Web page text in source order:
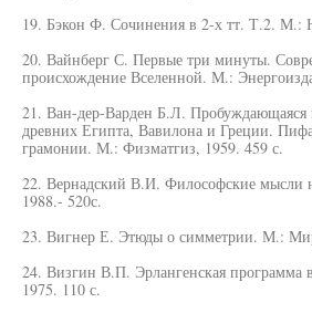
19. Бэкон Ф. Сочинения в 2-х тт. Т.2. М.:
20. Вайнберг С. Первые три минуты.
происхождение Вселенной. М.:
21. Ван-дер-Варден Б.Л. Пробуждающаяся
древних Египта, Вавилона и Греции.
грамонии. М.: Физматгиз, 1959. 459 с.
22. Вернадский В.И. Философские мысли
1988.- 520с.
23. Вигнер Е. Этюды о симметрии. М.:
24. Визгин В.П. Эрлангенская программа
1975. 110 с.